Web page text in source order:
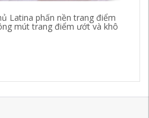
Latina phấn nền trang điểm
mút trang điểm ướt và khô